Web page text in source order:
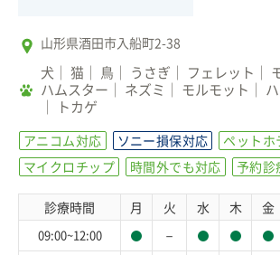
山形県酒田市入船町2-38
犬 猫 鳥 うさぎ フェレット
ハムスター
ネズミ モルモット
トカゲ
アニコム対応 ソニー損保対応
ペットホ
マイクロチップ
時間外でも対応 予約診
診療時間 月 火 水 木 金
09:00~12:00 －